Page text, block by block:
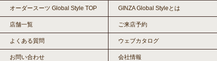
オーダースーツ Global Style TOP GINZA Global Styleとは
店舗一覧 ご来店予約
よくある質問 ウェブカタログ
お問い合わせ 会社情報